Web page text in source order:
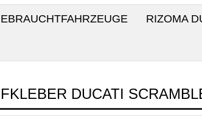
RIZOMA
DUCATI